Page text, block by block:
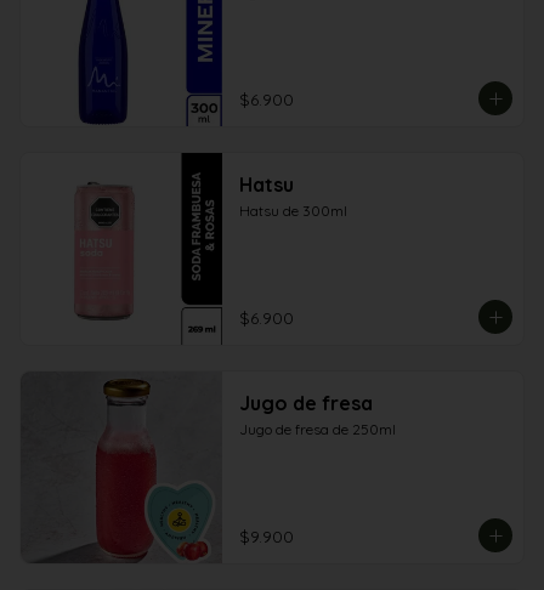
$6.900
Hatsu
Hatsu de 300ml
$6.900
Jugo de fresa
Jugo de fresa de 250ml
$9.900